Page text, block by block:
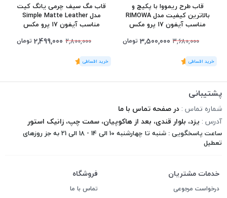
قاب طرح ریمووا با پکیج و
بالاترین کیفیت مدل RIMOWA
مناسب آیفون 17 پرو مکس
3,680,000
3,500,000 تومان
(1رای)
5
قاب مگ سیف چرمی یانگ کیت
مدل Simple Matte Leather
مناسب آیفون 17 پرو مکس
2,800,000
2,499,000 تومان
(1رای)
5
پشتیبانی
شماره تماس : در صفحه تماس با ما
آدرس : یزد، بلوار قندی، بعد از هاکوپیان، سمت چپ، زانیک استور
ساعت پاسخگویی : شنبه تا چهارشنبه 10 الی 14 - 18 الی 21 به جز روزهای
تعطیل
خدمات مشتریان
درخواست مرجوعی
فروشگاه
تماس با ما